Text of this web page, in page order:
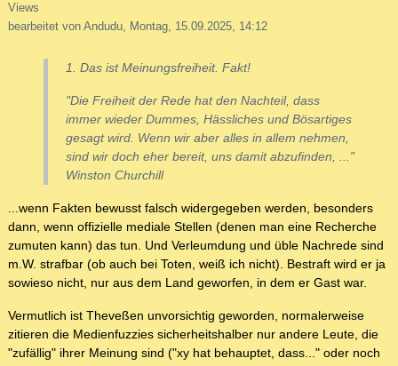
Views
bearbeitet von Andudu, Montag, 15.09.2025, 14:12
1. Das ist Meinungsfreiheit. Fakt!
"Die Freiheit der Rede hat den Nachteil, dass
immer wieder Dummes, Hässliches und Bösartiges
gesagt wird. Wenn wir aber alles in allem nehmen,
sind wir doch eher bereit, uns damit abzufinden, ..."
Winston Churchill
...wenn Fakten bewusst falsch widergegeben werden, besonders
dann, wenn offizielle mediale Stellen (denen man eine Recherche
zumuten kann) das tun. Und Verleumdung und üble Nachrede sind
m.W. strafbar (ob auch bei Toten, weiß ich nicht). Bestraft wird er ja
sowieso nicht, nur aus dem Land geworfen, in dem er Gast war.
Vermutlich ist Theveßen unvorsichtig geworden, normalerweise
zitieren die Medienfuzzies sicherheitshalber nur andere Leute, die
"zufällig" ihrer Meinung sind ("xy hat behauptet, dass..." oder noch